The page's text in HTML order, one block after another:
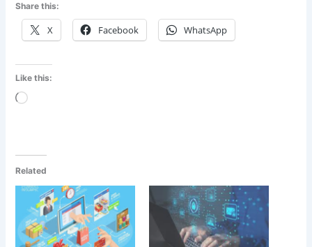
Share this:
X Facebook WhatsApp
Like this:
Loading…
Related